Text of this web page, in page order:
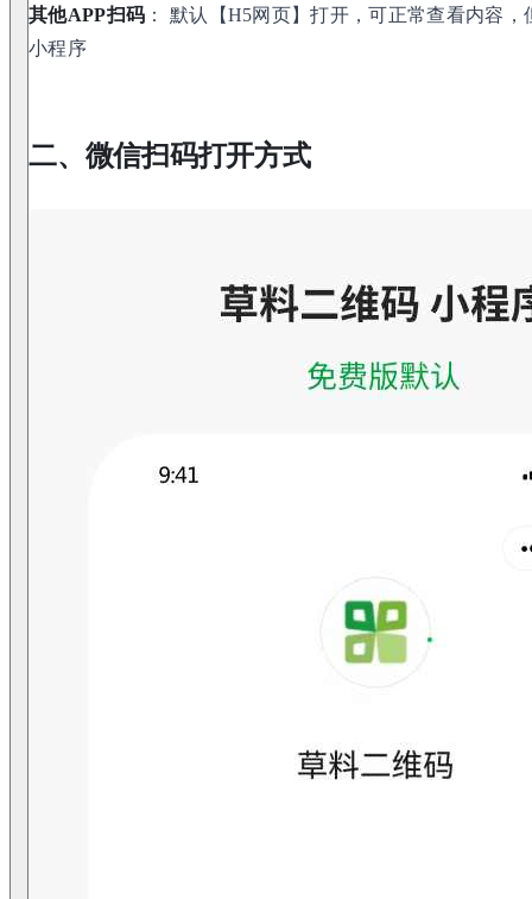
其他APP扫码 ： 默认【H5网页】打开，可正常查看内容
小程序
二、微信扫码打开方式